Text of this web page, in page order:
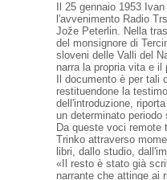
Il 25 gennaio 1953
l'avvenimento Radio
Jože Peterlin. Nella
del monsignore di
sloveni delle Valli del
narra la propria vita e il
Il documento è per
restituendone la
dell'introduzione,
un determinato periodo
Da queste voci remote
Trinko attraverso
libri, dallo studio,
«Il resto è stato già
narrante che attinge ai